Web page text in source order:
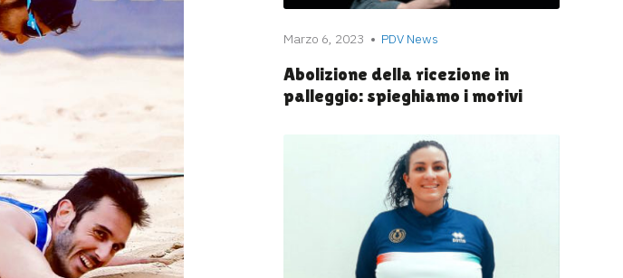
Marzo 6, 2023 PDV News
Abolizione della ricezione in
palleggio: spieghiamo i motivi